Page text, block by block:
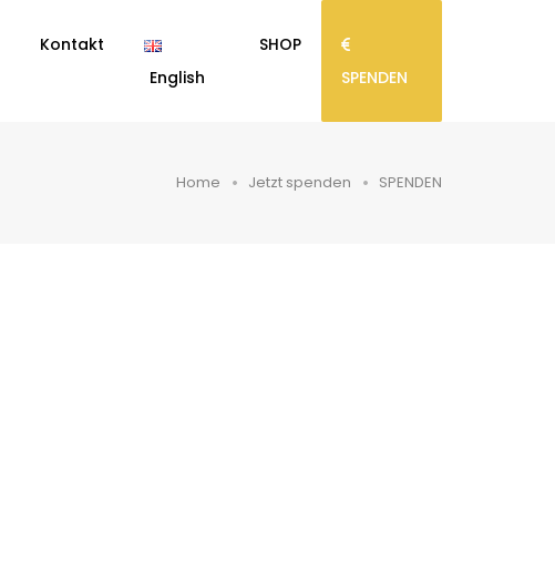
Kontakt
English
SHOP
SPENDEN
Home Jetzt spenden SPENDEN